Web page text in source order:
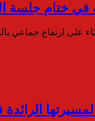
على ارتفاع